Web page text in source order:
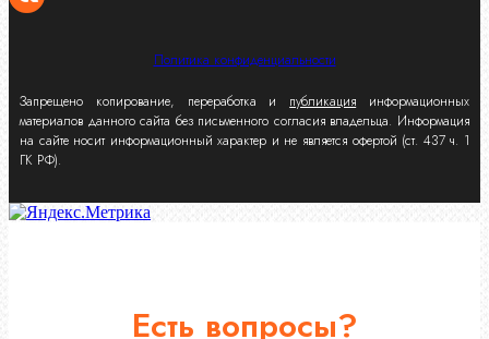
Политика конфиденциальности
Запрещено копирование, переработка и публикация информационных
материалов данного сайта без письменного согласия владельца. Информация
на сайте носит информационный характер и не является офертой (ст. 437 ч. 1
ГК РФ).
Есть вопросы?